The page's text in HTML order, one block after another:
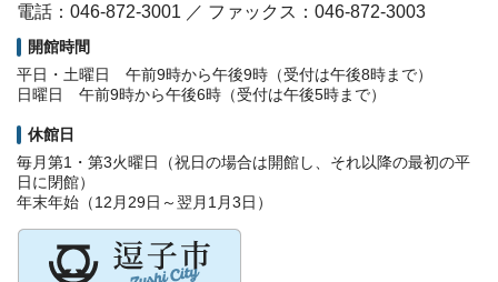
電話：046-872-3001 ／ ファックス：046-872-3003
開館時間
平日・土曜日 午前9時から午後9時（受付は午後8時まで）
日曜日 午前9時から午後6時（受付は午後5時まで）
休館日
毎月第1・第3火曜日（祝日の場合は開館し、それ以降の最初の平
日に閉館）
年末年始（12月29日～翌月1月3日）